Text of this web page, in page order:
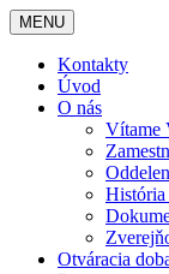
MENU
Kontakty
Úvod
O nás
Vítame
Otváracia